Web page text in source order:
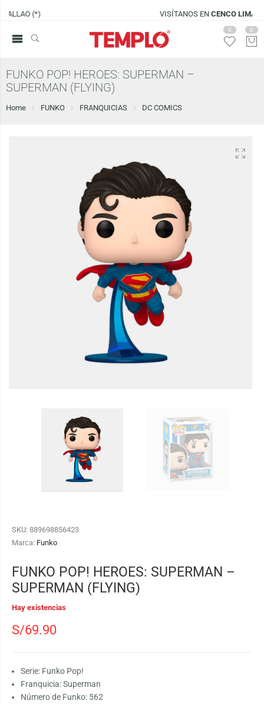
CENCO LIMA SUR
0 0
FUNKO POP! HEROES: SUPERMAN –
SUPERMAN (FLYING)
Home FUNKO FRANQUICIAS DC COMICS
SKU: 889698856423
Marca: Funko
FUNKO POP! HEROES: SUPERMAN –
SUPERMAN (FLYING)
Hay existencias
S/69.90
Serie: Funko Pop!
Franquicia: Superman
Número de Funko: 562